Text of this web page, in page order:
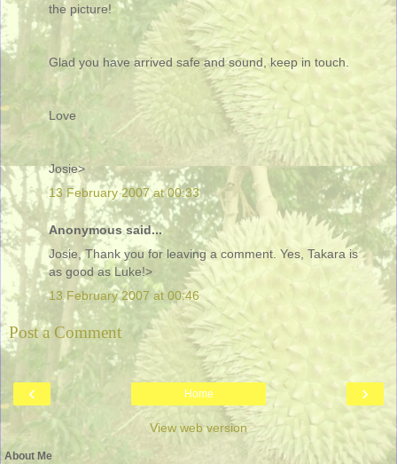
the picture!
Glad you have arrived safe and sound, keep in touch.
Love
Josie>
13 February 2007 at 00:33
Anonymous said...
Josie, Thank you for leaving a comment. Yes, Takara is
as good as Luke!>
13 February 2007 at 00:46
Post a Comment
‹ ›
Home
View web version
About Me